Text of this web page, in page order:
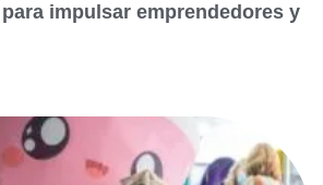
impulsar emprendedores y